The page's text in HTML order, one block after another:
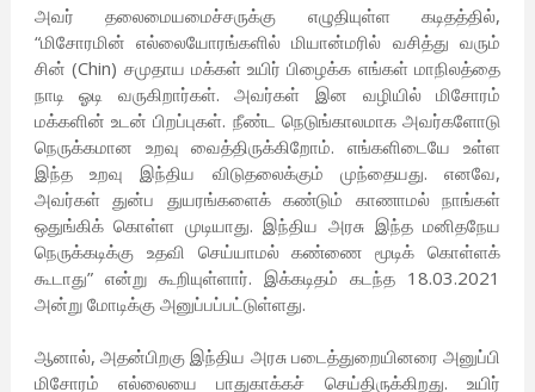
அவர் தலைமையமைச்சருக்கு எழுதியுள்ள கடிதத்தில்,
“மிசோரமின் எல்லையோரங்களில் மியான்மரில் வசித்து வரும்
சின் (Chin) சமுதாய மக்கள் உயிர் பிழைக்க எங்கள் மாநிலத்தை
நாடி ஓடி வருகிறார்கள். அவர்கள் இன வழியில் மிசோரம்
மக்களின் உடன் பிறப்புகள். நீண்ட நெடுங்காலமாக அவர்களோடு
நெருக்கமான உறவு வைத்திருக்கிறோம். எங்களிடையே உள்ள
இந்த உறவு இந்திய விடுதலைக்கும் முந்தையது. எனவே,
அவர்கள் துன்ப துயரங்களைக் கண்டும் காணாமல் நாங்கள்
ஒதுங்கிக் கொள்ள முடியாது. இந்திய அரசு இந்த மனிதநேய
நெருக்கடிக்கு உதவி செய்யாமல் கண்ணை மூடிக் கொள்ளக்
கூடாது” என்று கூறியுள்ளார். இக்கடிதம் கடந்த 18.03.2021
அன்று மோடிக்கு அனுப்பப்பட்டுள்ளது.
ஆனால், அதன்பிறகு இந்திய அரசு படைத்துறையினரை அனுப்பி
மிசோரம் எல்லையை பாதுகாக்கச் செய்திருக்கிறது. உயிர்